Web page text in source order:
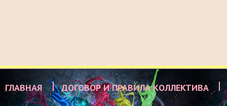
ГЛАВНАЯ ДОГОВОР И ПРАВИЛА КОЛЛЕКТИВА